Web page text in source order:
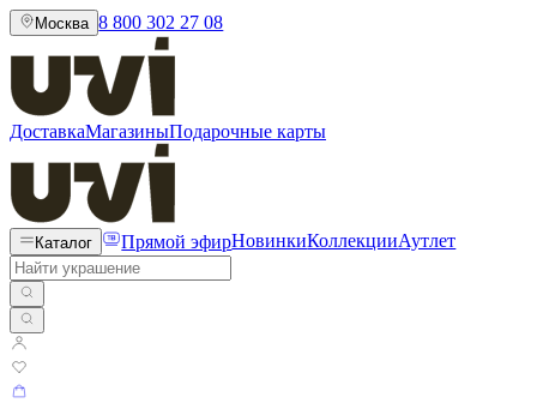
Москва 8 800 302 27 08
ДоставкаМагазиныПодарочные карты
Каталог Прямой эфирНовинкиКоллекцииАутлет